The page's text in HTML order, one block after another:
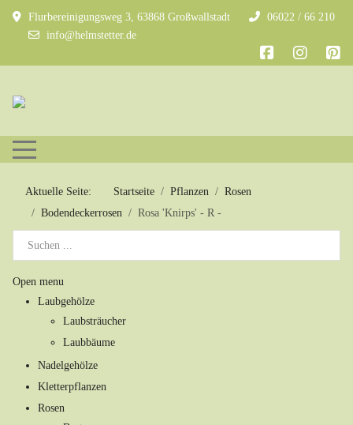
Flurbereinigungsweg 3, 63868 Großwallstadt
06022 / 66 210
info@helmstetter.de
Mobile Menu Toggle
Aktuelle Seite: Startseite Pflanzen
Rosen
Bodendeckerrosen
Rosa 'Knirps' - R -
Open menu
Laubgehölze
Laubsträucher
Laubbäume
Nadelgehölze
Kletterpflanzen
Rosen